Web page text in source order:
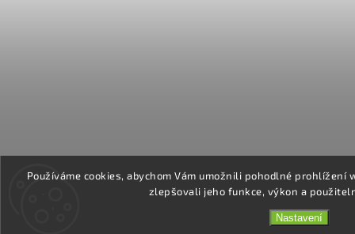
Používáme cookies, abychom Vám umožnili pohodlné
zlepšovali jeho funkce, výkon a
Nastavení